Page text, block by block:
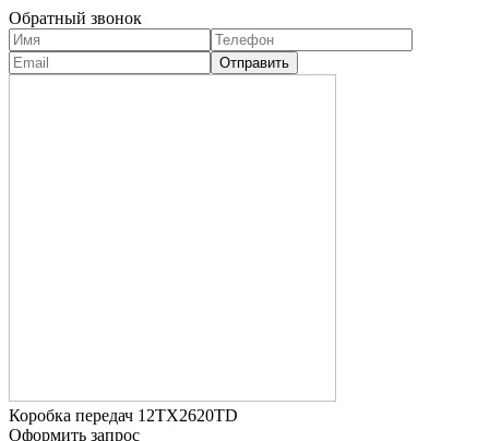
Обратный звонок
Коробка передач 12TX2620TD
Оформить запрос